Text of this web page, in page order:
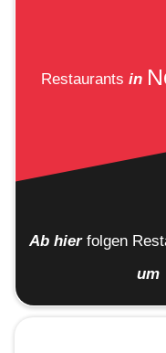
Restaurants in
Ab hier folgen
um